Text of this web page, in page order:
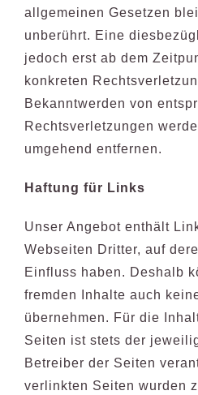
allgemeinen Gesetzen
unberührt. Eine
jedoch erst ab dem
konkreten
Bekanntwerden von
Rechtsverletzungen
umgehend entfernen.
Haftung für Links
Unser Angebot enthält
Webseiten Dritter, auf
Einfluss haben. Deshalb
fremden Inhalte auch
übernehmen. Für die
Seiten ist stets der
Betreiber der Seiten
verlinkten Seiten wurden